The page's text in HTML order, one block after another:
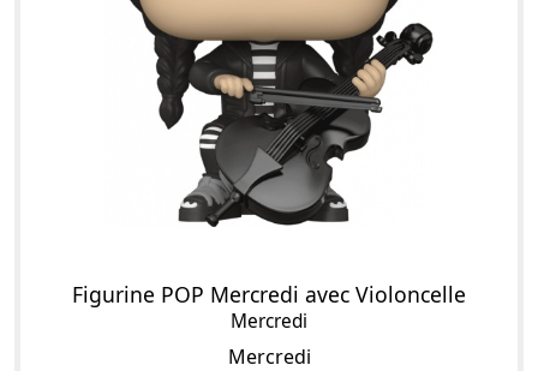
Figurine POP Mercredi avec Violoncelle
Mercredi
Mercredi